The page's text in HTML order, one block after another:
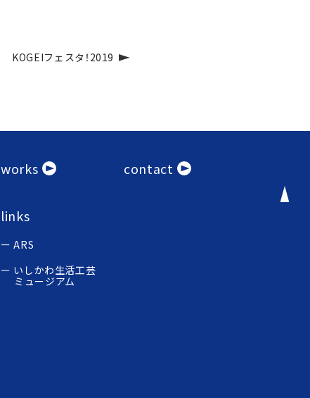
KOGEIフェスタ！2019
works contact
links
ARS
いしかわ生活工芸
ミュージアム